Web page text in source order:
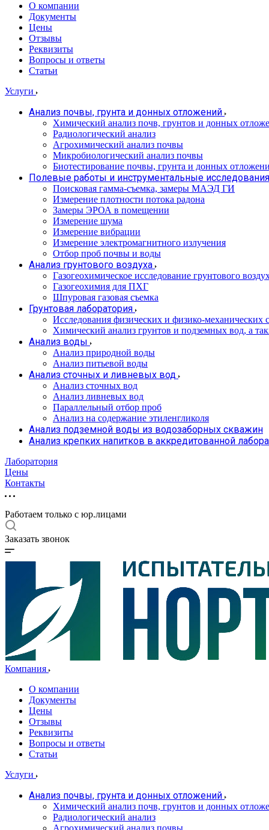
О компании
Документы
Цены
Отзывы
Реквизиты
Вопросы и ответы
Статьи
Услуги
Анализ почвы, грунта и донных отложений
Химический анализ почв, грунтов и донных
Радиологический анализ
Агрохимический анализ почвы
Микробиологический анализ почвы
Биотестирование почвы, грунта и донных
Полевые работы и инструментальные исследования
Поисковая гамма-съемка, замеры МАЭД ГИ
Измерение плотности потока радона
Замеры ЭРОА в помещении
Измерение шума
Измерение вибрации
Измерение электромагнитного излучения
Отбор проб почвы и воды
Анализ грунтового воздуха
Газогеохимическое исследование грунтового
Газогеохимия для ПХГ
Шпуровая газовая съемка
Грунтовая лаборатория
Исследования физических и физико-механических
Химический анализ грунтов и подземных вод, а
Анализ воды
Анализ природной воды
Анализ питьевой воды
Анализ сточных и ливневых вод
Анализ сточных вод
Анализ ливневых вод
Параллельный отбор проб
Анализ на содержание этиленгликоля
Анализ подземной воды из водозаборных скважин
Анализ крепких напитков в аккредитованной
Лаборатория
Цены
Контакты
Работаем только с юр.лицами
Заказать звонок
Компания
О компании
Документы
Цены
Отзывы
Реквизиты
Вопросы и ответы
Статьи
Услуги
Анализ почвы, грунта и донных отложений
Химический анализ почв, грунтов и донных
Радиологический анализ
Агрохимический анализ почвы